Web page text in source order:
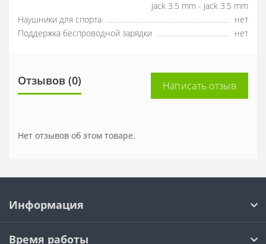
jack 3.5 mm - jack 3.5 mm
Наушники для спорта
нет
Поддержка беспроводной зарядки
нет
Отзывов (0) Написать отзыв
Нет отзывов об этом товаре.
Информация
Время работы